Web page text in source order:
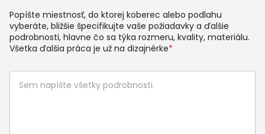
Popíšte miestnosť, do ktorej koberec alebo podlahu
vyberáte, bližšie špecifikujte vaše požiadavky a ďalšie
podrobnosti, hlavne čo sa týka rozmeru, kvality, materiálu.
Všetka ďalšia práca je už na dizajnérke*